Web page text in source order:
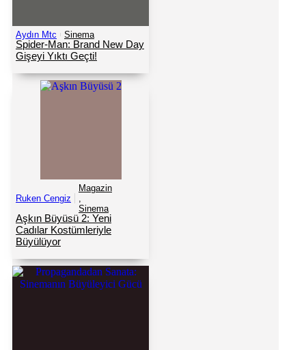
Aydın Mtc Sinema
Spider-Man: Brand New Day
Gişeyi Yıktı Geçti!
Ruken Cengiz
Magazin
,
Sinema
Aşkın Büyüsü 2: Yeni
Cadılar Kostümleriyle
Büyülüyor